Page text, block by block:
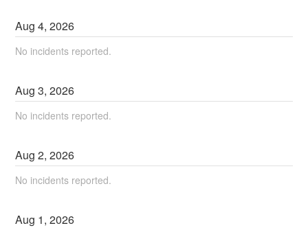
Aug4,2026
No incidents reported.
Aug3,2026
No incidents reported.
Aug2,2026
No incidents reported.
Aug 1,2026